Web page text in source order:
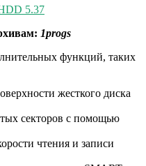
5.37
1progs
функций, таких
жесткого диска
секторов с помощью
чтения и записи